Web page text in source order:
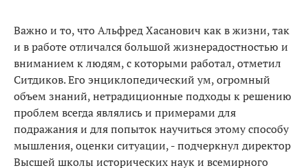
Важно и то, что Альфред Хасанович как в жизни, так
и в работе отличался большой жизнерадостностью и
вниманием к людям, с которыми работал, отметил
Ситдиков. Его энциклопедический ум, огромный
объем знаний, нетрадиционные подходы к решению
проблем всегда являлись и примерами для
подражания и для попыток научиться этому способу
мышления, оценки ситуации, - подчеркнул директор
Высшей школы исторических наук и всемирного